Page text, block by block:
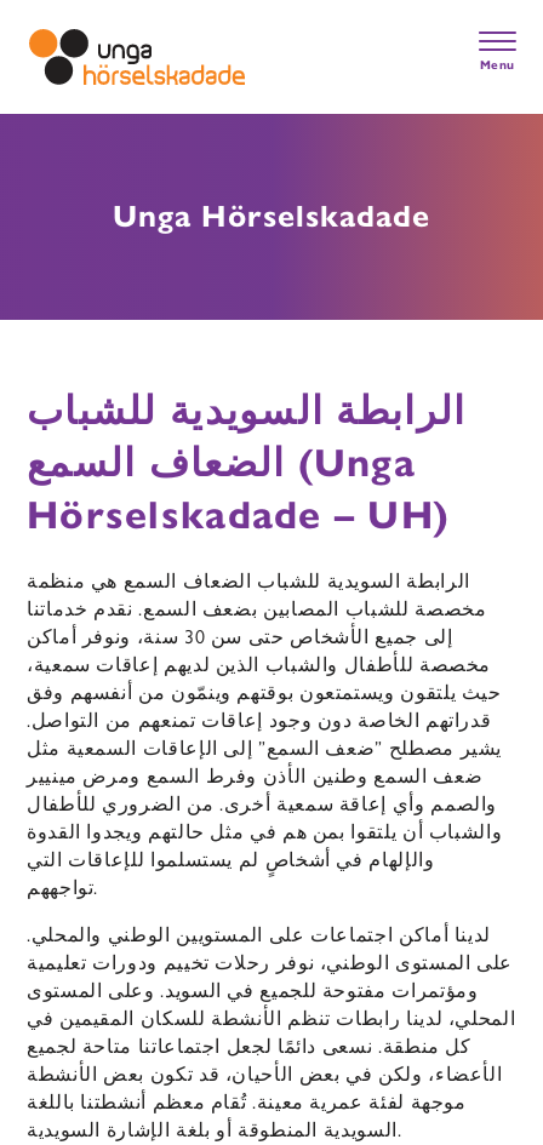
main
content
Menu
Unga Hörselskadade
الرابطة السويدية للشباب
الضعاف السمع (Unga
Hörselskadade – UH)
الرابطة السويدية للشباب الضعاف السمع هي منظمة
مخصصة للشباب المصابين بضعف السمع. نقدم خدماتنا
إلى
جميع الأشخاص حتى سن 30 سنة، ونوفر أماكن
مخصصة للأطفال والشباب الذين لديهم إعاقات سمعية،
حيث يلتقون ويستمتعون بوقتهم وينمّون من أنفسهم وفق
قدراتهم الخاصة دون وجود إعاقات تمنعهم من التواصل.
يشير مصطلح ”ضعف السمع” إلى الإعاقات السمعية مثل
ضعف السمع وطنين الأذن وفرط السمع ومرض مينيير
والصمم وأي إعاقة سمعية أخرى. من الضروري للأطفال
والشباب أن يلتقوا بمن هم في مثل حالتهم ويجدوا القدوة
والإلهام في أشخاصٍ لم يستسلموا للإعاقات التي
تواجههم.
لدينا أماكن اجتماعات على المستويين الوطني والمحلي.
على المستوى الوطني، نوفر رحلات تخييم ودورات تعليمية
ومؤتمرات مفتوحة للجميع في السويد. وعلى المستوى
المحلي، لدينا رابطات تنظم الأنشطة للسكان المقيمين في
كل منطقة. نسعى دائمًا لجعل اجتماعاتنا متاحة لجميع
الأعضاء، ولكن في بعض الأحيان، قد تكون بعض الأنشطة
موجهة لفئة عمرية معينة. تُقام معظم أنشطتنا باللغة
السويدية المنطوقة أو بلغة الإشارة السويدية.